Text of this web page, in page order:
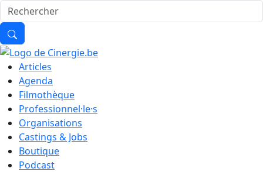
Articles
Agenda
Filmothèque
Professionnel·le·s
Organisations
Castings & Jobs
Boutique
Podcast